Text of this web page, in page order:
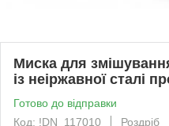
Миска для
із неіржавної сталі
Готово до відправки
Код: !DN_117010
Роздріб